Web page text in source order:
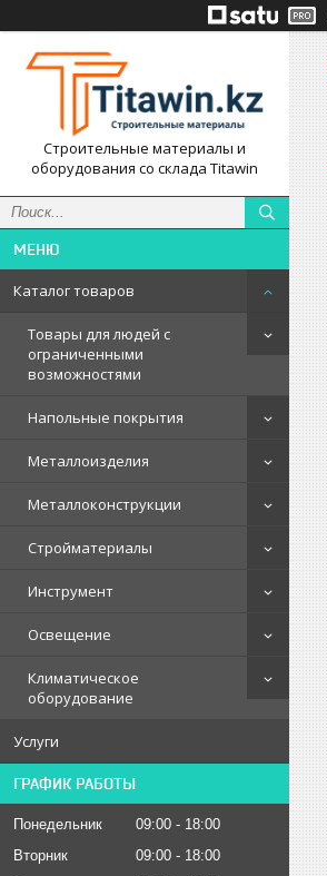
Строительные материалы и
оборудования со склада Titawin
Каталог товаров
Товары для людей с
ограниченными
возможностями
Напольные покрытия
Металлоизделия
Металлоконструкции
Стройматериалы
Инструмент
Освещение
Климатическое
оборудование
Услуги
ГРАФИК РАБОТЫ
Понедельник 09:00
18:00
Вторник
09:00
18:00